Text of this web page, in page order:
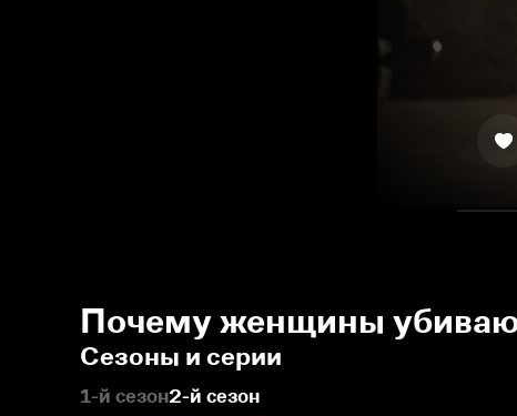
Почему женщины
Сезоны и серии
1-й сезон2-й сезон